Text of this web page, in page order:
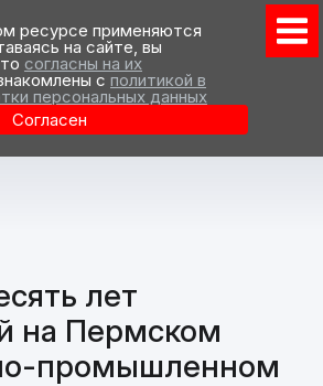
ресурсе применяются
на сайте, вы
согласны на их
с политикой в
персональных данных
Согласен
лет
на Пермском
промышленном